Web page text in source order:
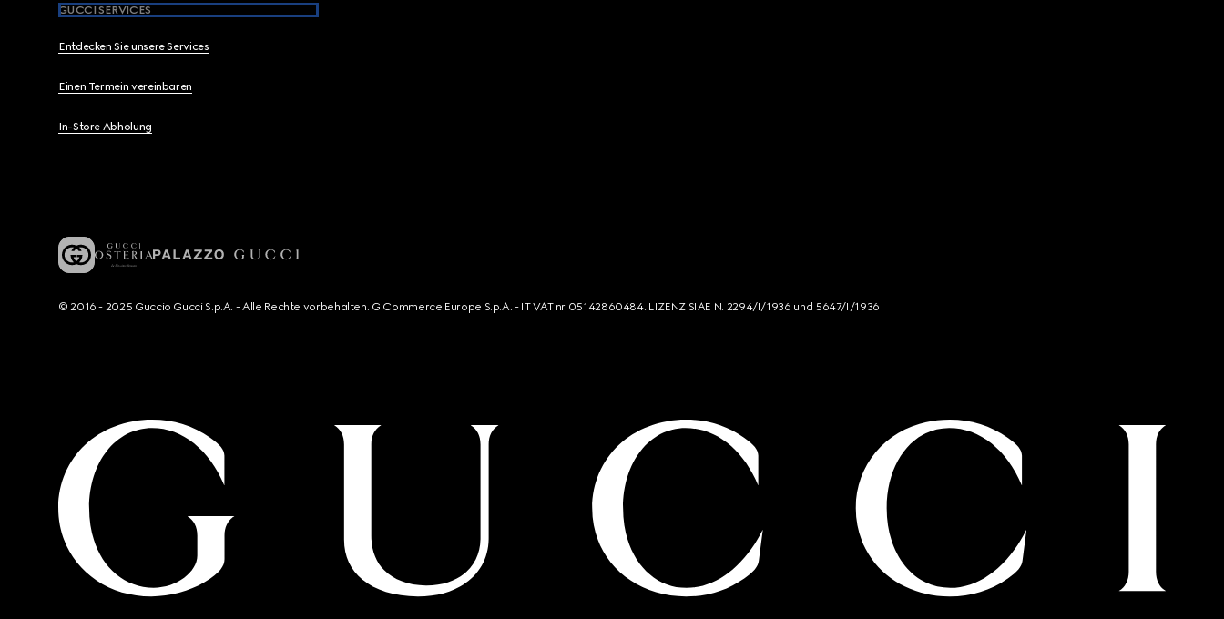
GUCCI SERVICES
Entdecken Sie unsere Services
Einen Termein vereinbaren
In-Store Abholung
© 2016 - 2025 Guccio Gucci S.p.A. - Alle Rechte vorbehalten. G Commerce Europe S.p.A. - IT VAT nr 05142860484. LIZENZ SIAE N. 2294/I/1936 und 5647/I/1936